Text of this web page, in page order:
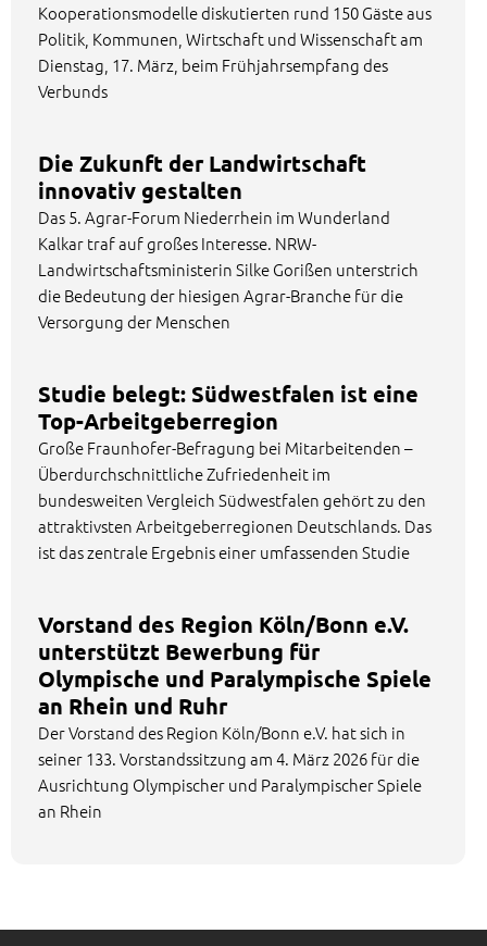
Kooperationsmodelle diskutierten rund 150 Gäste aus
Politik, Kommunen, Wirtschaft und Wissenschaft am
Dienstag, 17. März, beim Frühjahrsempfang des
Verbunds
Die Zukunft der Landwirtschaft
innovativ gestalten
Das 5. Agrar-Forum Niederrhein im Wunderland
Kalkar traf auf großes Interesse. NRW-
Landwirtschaftsministerin Silke Gorißen unterstrich
die Bedeutung der hiesigen Agrar-Branche für die
Versorgung der Menschen
Studie belegt: Südwestfalen ist eine
Top-Arbeitgeberregion
Große Fraunhofer-Befragung bei Mitarbeitenden –
Überdurchschnittliche Zufriedenheit im
bundesweiten Vergleich Südwestfalen gehört zu den
attraktivsten Arbeitgeberregionen Deutschlands. Das
ist das zentrale Ergebnis einer umfassenden Studie
Vorstand des Region Köln/Bonn e.V.
unterstützt Bewerbung für
Olympische und Paralympische Spiele
an Rhein und Ruhr
Der Vorstand des Region Köln/Bonn e.V. hat sich in
seiner 133. Vorstandssitzung am 4. März 2026 für die
Ausrichtung Olympischer und Paralympischer Spiele
an Rhein